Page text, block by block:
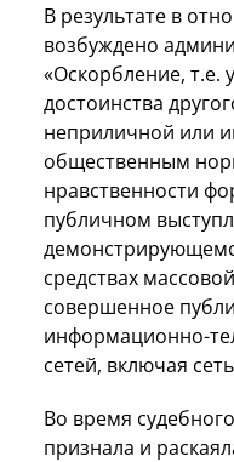
В результате в
возбуждено
«Оскорбление, т.е.
достоинства
неприличной или
общественным
нравственности
публичном
средствах
совершенное
информационно-
сетей, включая
Во время
признала и